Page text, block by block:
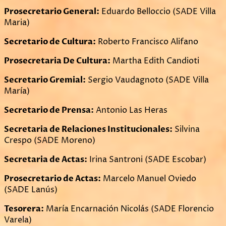
Prosecretario General: Eduardo Belloccio (SADE Villa
Maria)
Secretario de Cultura: Roberto Francisco Alifano
Prosecretaria De Cultura: Martha Edith Candioti
Secretario Gremial: Sergio Vaudagnoto (SADE Villa
María)
Secretario de Prensa: Antonio Las Heras
Secretaria de Relaciones Institucionales: Silvina
Crespo (SADE Moreno)
Secretaria de Actas: Irina Santroni (SADE Escobar)
Prosecretario de Actas: Marcelo Manuel Oviedo
(SADE Lanús)
Tesorera: María Encarnación Nicolás (SADE Florencio
Varela)